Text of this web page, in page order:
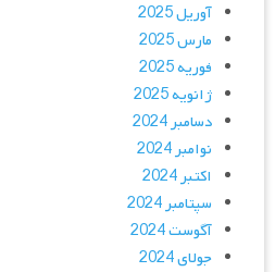
آوریل 2025
مارس 2025
فوریه 2025
ژانویه 2025
دسامبر 2024
نوامبر 2024
اکتبر 2024
سپتامبر 2024
آگوست 2024
جولای 2024